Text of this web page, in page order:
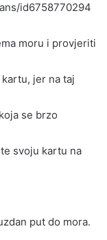
id6758770294
moru i provjeriti
jer na taj
se brzo
svoju kartu na
put do mora.